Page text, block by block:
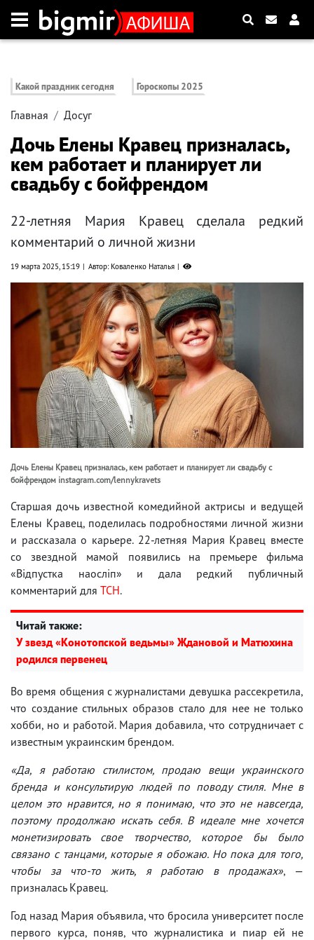
Какой праздник сегодня Гороскопы 2025
Главная Досуг
Дочь Елены Кравец призналась,
кем работает и планирует ли
свадьбу с бойфрендом
22-летняя Мария Кравец сделала редкий
комментарий о личной жизни
19 марта 2025, 15:19 Автор: Коваленко Наталья
Дочь Елены Кравец призналась, кем работает и планирует ли свадьбу с
бойфрендом instagram.com/lennykravets
Старшая дочь известной комедийной актрисы и ведущей
Елены Кравец, поделилась подробностями личной жизни
и рассказала о карьере. 22-летняя Мария Кравец вместе
со звездной мамой появились на премьере фильма
«Відпустка наосліп» и дала редкий публичный
комментарий для ТСН.
Читай также:
У звезд «Конотопской ведьмы» Ждановой и Матюхина
родился первенец
Во время общения с журналистами девушка рассекретила,
что создание стильных образов стало для нее не только
хобби, но и работой. Мария добавила, что сотрудничает с
известным украинским брендом.
«Да, я работаю стилистом, продаю вещи украинского
бренда и консультирую людей по поводу стиля. Мне в
целом это нравится, но я понимаю, что это не навсегда,
поэтому продолжаю искать себя. В идеале мне хочется
монетизировать свое творчество, которое бы было
связано с танцами, которые я обожаю. Но пока для того,
чтобы за что-то жить, я работаю в продажах», —
призналась Кравец.
Год назад Мария объявила, что бросила университет после
первого курса, поняв, что журналистика и пиар ей не